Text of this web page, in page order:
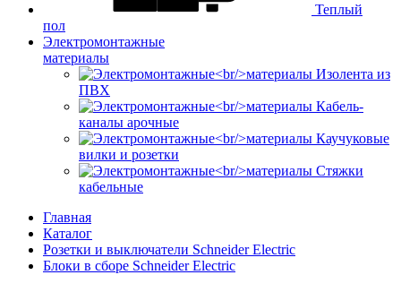
Теплый
пол
Электромонтажные
материалы
Изолента из
ПВХ
Кабель-
каналы арочные
Каучуковые
вилки и розетки
Стяжки
кабельные
Главная
Каталог
Розетки и выключатели Schneider Electric
Блоки в сборе Schneider Electric